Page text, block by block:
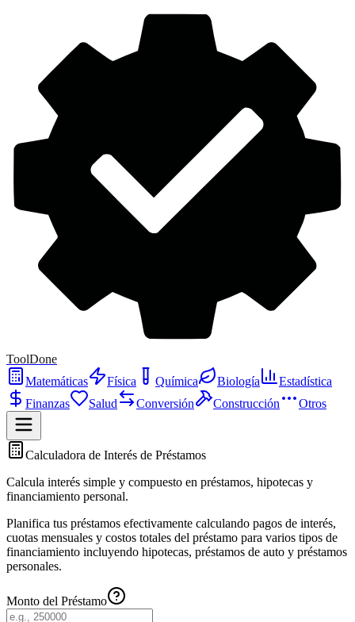
ToolDone
Matemáticas
Física Química Biología
Estadística
Finanzas
Salud Conversión Construcción Otros
Calculadora de Interés de Préstamos
Calcula interés simple y compuesto en préstamos, hipotecas y
financiamiento personal.
Planifica tus préstamos efectivamente calculando pagos de interés,
cuotas mensuales y costos totales del préstamo para varios tipos de
financiamiento incluyendo hipotecas, préstamos de auto y préstamos
personales.
Monto del Préstamo